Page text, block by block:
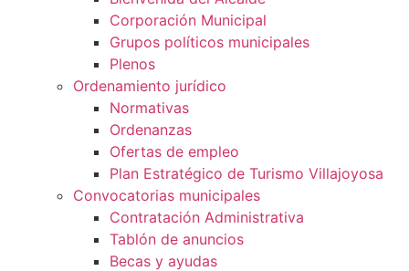
Corporación Municipal
Grupos políticos municipales
Plenos
Ordenamiento jurídico
Normativas
Ordenanzas
Ofertas de empleo
Plan Estratégico de Turismo Villajoyosa
Convocatorias municipales
Contratación Administrativa
Tablón de anuncios
Becas y ayudas